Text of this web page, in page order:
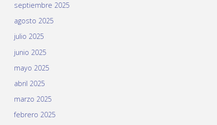
septiembre 2025
agosto 2025
julio 2025
junio 2025
mayo 2025
abril 2025
marzo 2025
febrero 2025